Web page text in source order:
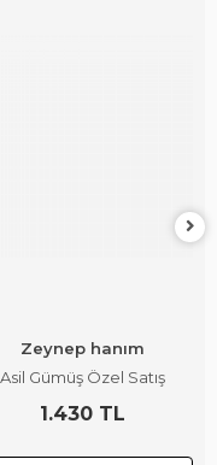
Zeynep hanım
Asil Gümüş Özel Satış
1.430 TL